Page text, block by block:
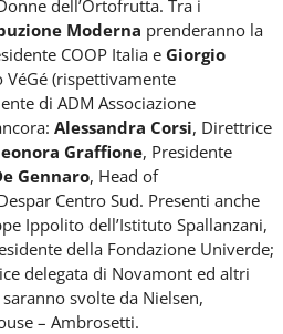
dell’Ortofrutta. Tra i
Moderna prenderanno la
COOP Italia e Giorgio
VéGé (rispettivamente
di ADM Associazione
Alessandra Corsi, Direttrice
Graffione, Presidente
Gennaro, Head of
Centro Sud. Presenti anche
Ippolito dell’Istituto Spallanzani,
della Fondazione Univerde;
delegata di Novamont ed altri
svolte da Nielsen,
– Ambrosetti.